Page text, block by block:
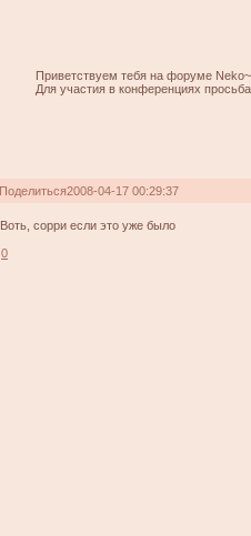
Приветствуем тебя на форуме
Для участия в конференциях
Поделиться2008-04-17 00:29:37
Воть, сорри если это уже было
0